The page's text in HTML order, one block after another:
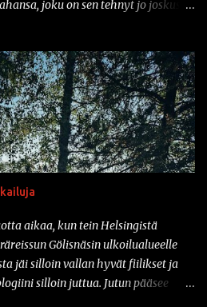
joku on sen tehnyt jo joskus
mm. prätkäliivi, mikä oli päällystetty
ja muuta vastaavaa.
sarjakuvissa ja pilapiirroksissa
moottoripyöräkerholaisilla.
ei kuitenkaan ole ollut
takia. Mutta nyt asiaan on
Iron Horse Helmets
Stahlhelmen muotoa jäljittelevää
täällä suomessa. Vaikka tuo
aikaa, kun tein Helsingistä
Gölisnäsin ulkoilualueelle
jäi silloin vallan hyvät fiilikset ja
silloin juttua. Jutun pääsee